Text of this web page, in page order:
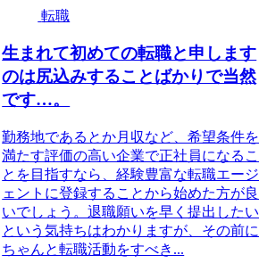
転職
生まれて初めての転職と申します
のは尻込みすることばかりで当然
です…。
勤務地であるとか月収など、希望条件を
満たす評価の高い企業で正社員になるこ
とを目指すなら、経験豊富な転職エージ
ェントに登録することから始めた方が良
いでしょう。退職願いを早く提出したい
という気持ちはわかりますが、その前に
ちゃんと転職活動をすべき...